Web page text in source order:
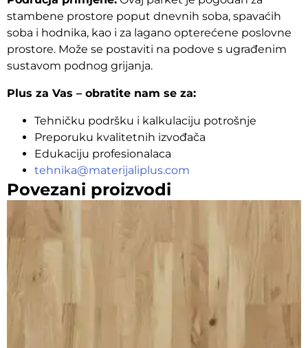
stambene prostore poput dnevnih soba, spavaćih
soba i hodnika, kao i za lagano opterećene poslovne
prostore. Može se postaviti na podove s ugrađenim
sustavom podnog grijanja.
Plus za Vas – obratite nam se za:
Tehničku podršku i kalkulaciju potrošnje
Preporuku kvalitetnih izvođača
Edukaciju profesionalaca
tehnika@materijaliplus.com
Povezani proizvodi